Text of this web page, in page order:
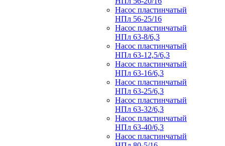
Насос пластинчатый
НПл 56-25/16
Насос пластинчатый
НПл 63-8/6,3
Насос пластинчатый
НПл 63-12,5/6,3
Насос пластинчатый
НПл 63-16/6,3
Насос пластинчатый
НПл 63-25/6,3
Насос пластинчатый
НПл 63-32/6,3
Насос пластинчатый
НПл 63-40/6,3
Насос пластинчатый